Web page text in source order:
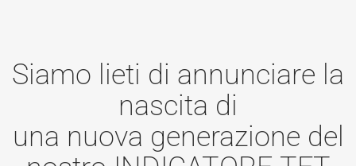
Siamo lieti di annunciare la
nascita di
una nuova generazione del